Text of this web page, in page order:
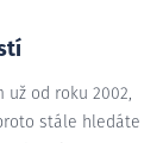
od roku 2002,
stále hledáte